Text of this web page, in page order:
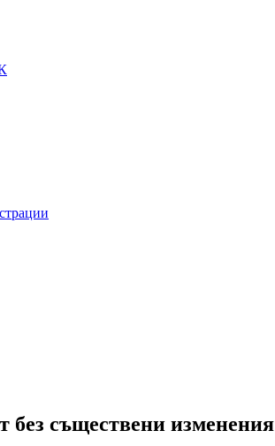
без съществени изменения